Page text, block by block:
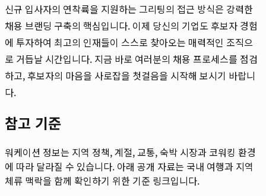
신규 입사자의 연착륙을 지원하는 그리팅의 접근 방식은 강력한
채용 브랜딩 구축의 핵심입니다. 이제 당신의 기업도 후보자 경험
에 투자하여 최고의 인재들이 스스로 찾아오는 매력적인 조직으
로 거듭날 시간입니다. 지금 바로 여러분의 채용 프로세스를 점검
하고, 후보자의 마음을 사로잡을 첫걸음을 시작해 보시기 바랍니
다.
참고 기준
워케이션 정보는 지역 정책, 계절, 교통, 숙박 시장과 코워킹 환경
에 따라 달라질 수 있습니다. 아래 공개 자료는 국내 여행과 지역
체류 맥락을 함께 확인하기 위한 기준 링크입니다.